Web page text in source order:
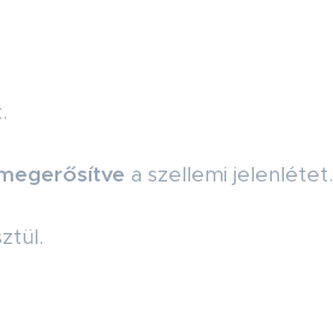
a szellemi jelenlétet.